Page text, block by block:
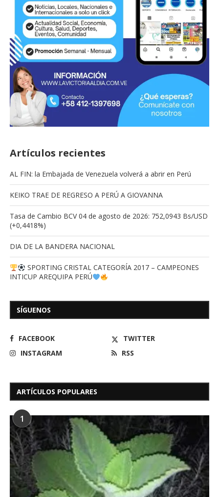
Artículos recientes
AL FIN: la Embajada de Venezuela volverá a abrir en Perú
KEIKO TRAE DE REGRESO A PERÚ A GIOVANNA
Tasa de Cambio BCV 04 de agosto de 2026: 752,0943 Bs/USD
(+0,4418%)
DIA DE LA BANDERA NACIONAL
SPORTING CRISTAL CATEGORÍA 2017 – CAMPEONES
INTICUP AREQUIPA PERÚ
SÍGUENOS
FACEBOOK
TWITTER
INSTAGRAM
RSS
ARTÍCULOS POPULARES
1